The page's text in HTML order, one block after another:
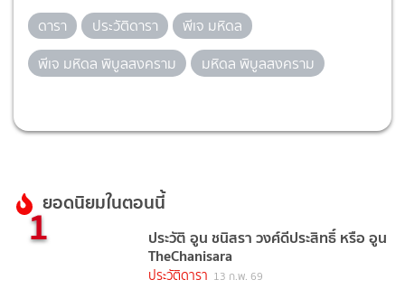
ดารา ประวัติดารา
พีเจ มหิดล
พีเจ มหิดล พิบูลสงคราม
มหิดล พิบูลสงคราม
ยอดนิยมในตอนนี้
1 ประวัติ อูน ชนิสรา วงศ์ดีประสิทธิ์ หรือ อูน
TheChanisara
ประวัติดารา 13 ก.พ. 69